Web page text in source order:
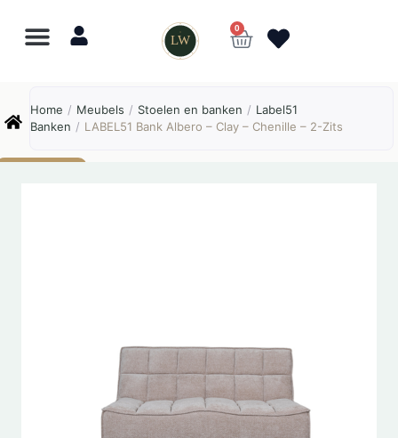
LW
0
Home / Meubels / Stoelen en banken / Label51
Banken / LABEL51 Bank Albero – Clay – Chenille – 2-Zits
Online